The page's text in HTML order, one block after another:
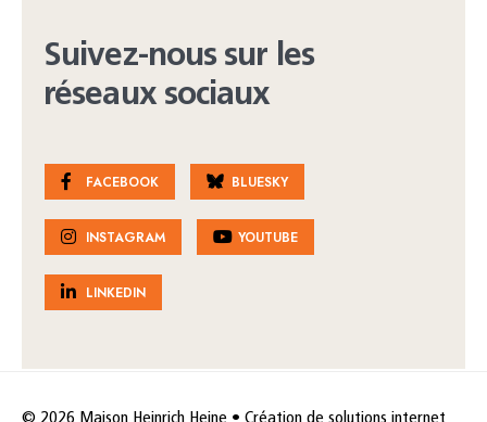
Suivez-nous sur les
réseaux sociaux
FACEBOOK BLUESKY
INSTAGRAM YOUTUBE
LINKEDIN
© 2026 Maison Heinrich Heine • Création de solutions internet